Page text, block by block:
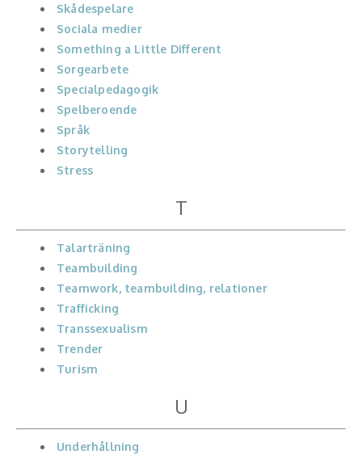
Skådespelare
Sociala medier
Something a Little Different
Sorgearbete
Specialpedagogik
Spelberoende
Språk
Storytelling
Stress
T
Talarträning
Teambuilding
Teamwork, teambuilding, relationer
Trafficking
Transsexualism
Trender
Turism
U
Underhållning